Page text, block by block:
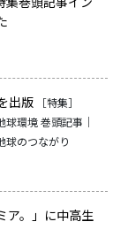
出版
［特集］
球環境 巻頭記事｜
球のつながり
ア。」に中高生